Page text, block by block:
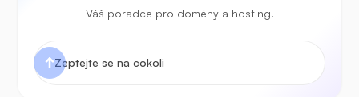
Váš poradce pro domény a hosting.